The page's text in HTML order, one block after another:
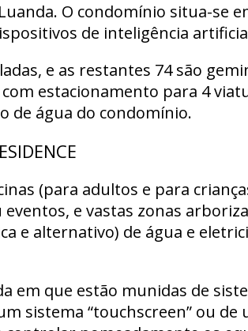
O condomínio situa-se
de inteligência
e as restantes 74 são
estacionamento para 4
de água do condomínio.
(para adultos e para
e vastas zonas
e alternativo) de água e
em que estão munidas de
sistema “touchscreen” ou de